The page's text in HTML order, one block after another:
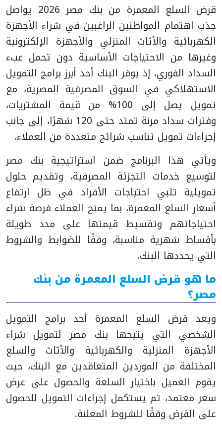
قرض السلع المعمرة من بنك مصر 2026 يواصل
جذب اهتمام المواطنين الراغبين في شراء الأجهزة
الكهربائية والأثاث المنزلي والأجهزة الإلكترونية
وغيرها من الاحتياجات الأساسية دون تحمل عبء
السداد الفوري، إذ يوفر البنك أحد أبرز برامج التمويل
الاستهلاكي في السوق المصرفية المصرية، مع
تمويل يصل إلى 100% من قيمة المشتريات،
وفترات سداد مرنة تمتد حتى 120 شهرًا، إلى جانب
إجراءات تمويل تناسب شرائح متعددة من العملاء.
ويأتي هذا البرنامج ضمن استراتيجية بنك مصر
لتوسيع خدمات التجزئة المصرفية، وتقديم حلول
تمويلية تلبي احتياجات الأفراد في ظل ارتفاع
أسعار السلع المعمرة، بما يمنح العملاء فرصة شراء
احتياجاتهم وتقسيط قيمتها على مدد طويلة
بأقساط شهرية مناسبة، وفقًا للضوابط والشروط
التي يحددها البنك.
ما هو قرض السلع المعمرة من بنك
مصر؟
ويعد قرض السلع المعمرة أحد برامج التمويل
الشخصي التي يتيحها بنك مصر لتمويل شراء
الأجهزة المنزلية والكهربائية والأثاث والسلع
المختلفة من الموردين المتعاقدين مع البنك، حيث
يقوم العميل باختيار السلعة والحصول على عرض
سعر معتمد، ثم يستكمل إجراءات التمويل للحصول
على القرض وفقًا للشروط المعلنة.